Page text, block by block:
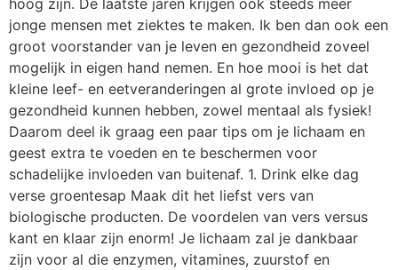
hoog zijn. De laatste jaren krijgen ook steeds meer
jonge mensen met ziektes te maken. Ik ben dan ook een
groot voorstander van je leven en gezondheid zoveel
mogelijk in eigen hand nemen. En hoe mooi is het dat
kleine leef- en eetveranderingen al grote invloed op je
gezondheid kunnen hebben, zowel mentaal als fysiek!
Daarom deel ik graag een paar tips om je lichaam en
geest extra te voeden en te beschermen voor
schadelijke invloeden van buitenaf. 1. Drink elke dag
verse groentesap Maak dit het liefst vers van
biologische producten. De voordelen van vers versus
kant en klaar zijn enorm! Je lichaam zal je dankbaar
zijn voor al die enzymen, vitamines, zuurstof en